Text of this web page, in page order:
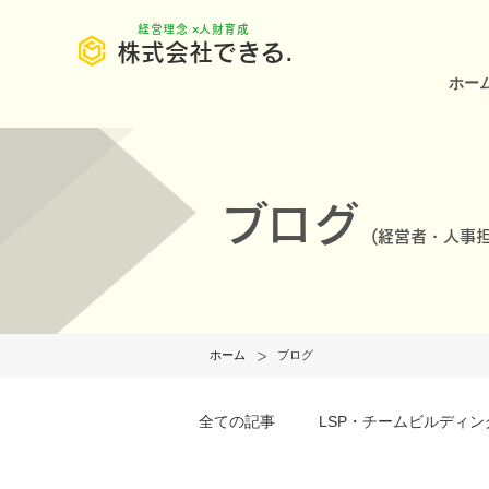
株式会社できる.
​経営理念 ×人財育成
ホー
ブログ (経営者・人事
ホーム > ブログ
全ての記事 LSP・チームビルディン